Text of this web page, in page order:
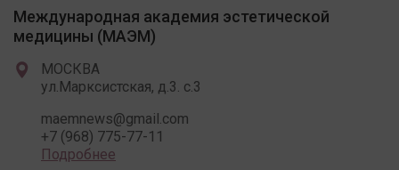
Международная академия эстетической
медицины (МАЭМ)
МОСКВА
ул.Марксистская, д.3. с.3
maemnews@gmail.com
+7 (968) 775-77-11
Подробнее